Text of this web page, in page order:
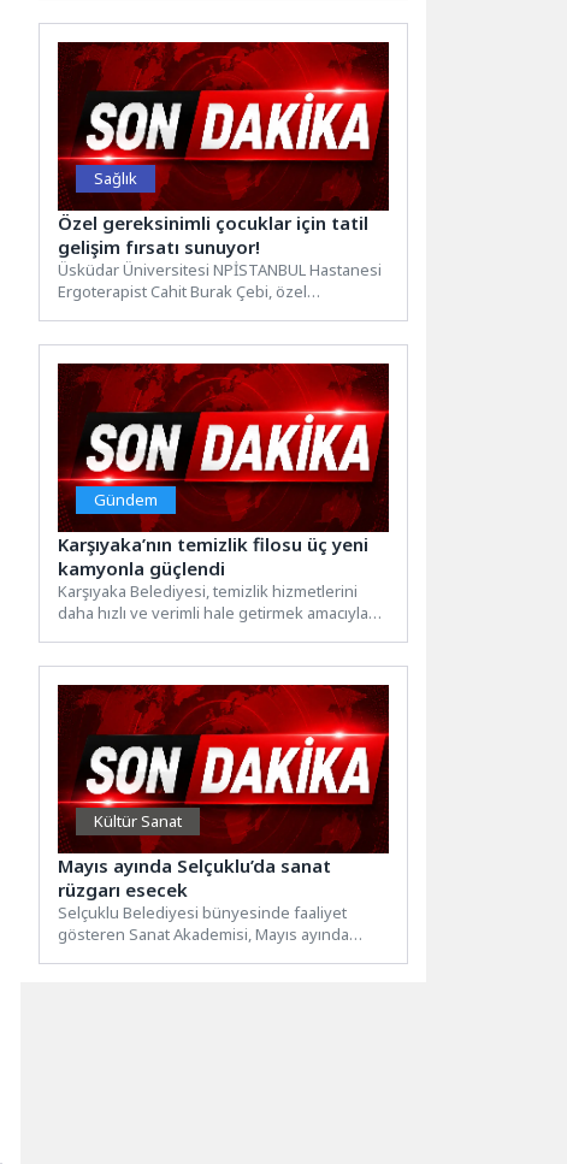
Sağlık
Özel gereksinimli çocuklar için tatil
gelişim fırsatı sunuyor!
Üsküdar Üniversitesi NPİSTANBUL Hastanesi
Ergoterapist Cahit Burak Çebi, özel
Gündem
Karşıyaka’nın temizlik filosu üç yeni
kamyonla güçlendi
Karşıyaka Belediyesi, temizlik hizmetlerini
daha hızlı ve verimli hale getirmek amacıyla
Kültür Sanat
Mayıs ayında Selçuklu’da sanat
rüzgarı esecek
Selçuklu Belediyesi bünyesinde faaliyet
gösteren Sanat Akademisi, Mayıs ayında